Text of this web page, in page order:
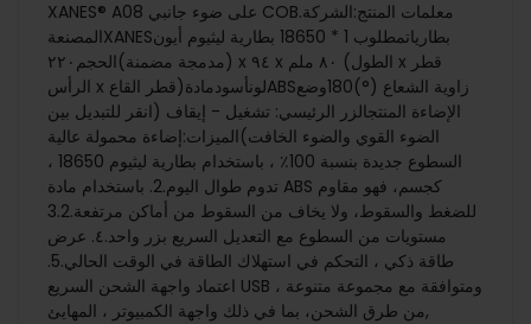
XANES® A08 على ضوء جانبي COB.معلمات المنتج:الشركة
المصنعةXANESبطارياتمطلوب 1 * 18650 بطارية ليثيوم أيون
(مدمجة مضمنة)الحجم٢٢٠ x ٩٤ x ٨٠ ملم (الطول x قطر
الرأس x قطر القاع)لونأسودمادةABSزاوية الشعاع (°)180وضع
الإضاءة المنتجالزر الرئيسي: تشغيل - إيقاف (انقر للتبديل بين
الضوء القوي والضوء الخافت)الميزات:إضاءة محمولة عالية
السطوع جديدة بنسبة 100٪ ، باستخدام بطارية ليثيوم 18650 ،
تدوم طوال اليوم.2. باستخدام مادة ABS كجسم، فهو مقاوم
للضغط والسقوط، ولا يخاف من السقوط من أماكن مرتفعة.3.2
مستويات من السطوع مع التعديل السريع بزر واحد.٤. عرض
طاقة ذكي ، التحكم في استهلاك الطاقة في الوقت الحالي.5.
اعتماد واجهة الشحن السريع USB ، ومتوافقة مع مجموعة متنوعة
من طرق الشحن، بما في ذلك واجهة الكمبيوتر ، المهايئ,